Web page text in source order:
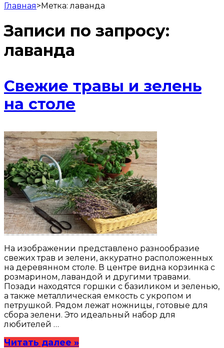
Главная>Метка:лаванда
Записи по запросу:
лаванда
Свежие травы и зелень
на столе
На изображении представлено разнообразие
свежих трав и зелени, аккуратно расположенных
на деревянном столе. В центре видна корзинка с
розмарином, лавандой и другими травами.
Позади находятся горшки с базиликом и зеленью,
а также металлическая емкость с укропом и
петрушкой. Рядом лежат ножницы, готовые для
сбора зелени. Это идеальный набор для
любителей …
Читать далее »